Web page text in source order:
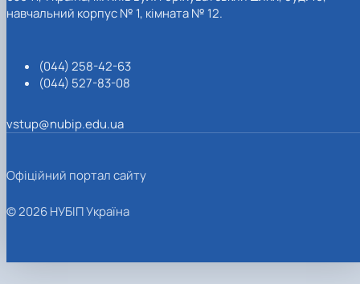
навчальний корпус № 1, кімната № 12.
(044) 258-42-63
(044) 527-83-08
vstup@nubip.edu.ua
Офіційний портал сайту
© 2026 НУБІП Україна